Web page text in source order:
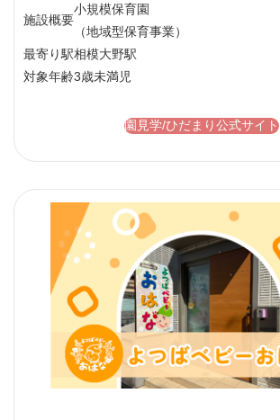
施設概要
小規模保育園
（地域型保育事業）
最寄り駅相模大野駅
対象年齢3歳未満児
園見学/ひだまり公式サイト